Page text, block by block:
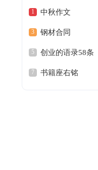
中秋作文
钢材合同
创业的语录58条
书籍座右铭